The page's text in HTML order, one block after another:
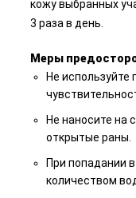
кожу выбранных
3 раза в день.
Меры
Не используйте
Не наносите на
открытые раны.
При попадании
количеством